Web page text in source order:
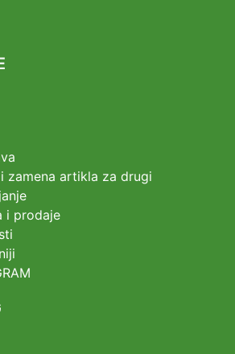
zamena artikla za drugi
i prodaje